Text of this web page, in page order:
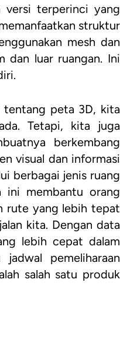
versi terperinci yang
struktur
mesh dan
dan luar ruangan. Ini
tentang peta 3D, kita
Tetapi, kita juga
berkembang
visual dan informasi
berbagai jenis ruang
ini membantu orang
rute yang lebih tepat
kita. Dengan data
lebih cepat dalam
pemeliharaan
salah satu produk